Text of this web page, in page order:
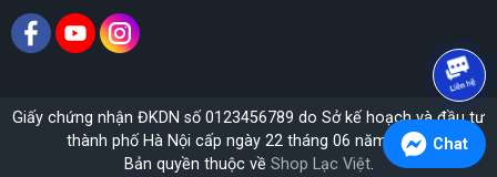
định tại phòng thí nghiệm
✅ Mỗi tác phẩm là
📌 THÔNG TIN LIÊN HỆ
Bản quyền thuộc về Shop Lạc Việt.
Giấy chứng nhận ĐKDN số 0123456789 do Sở kế hoạch và đầu tư
thành phố Hà Nội cấp ngày 22 tháng 06 năm 2020. Chat